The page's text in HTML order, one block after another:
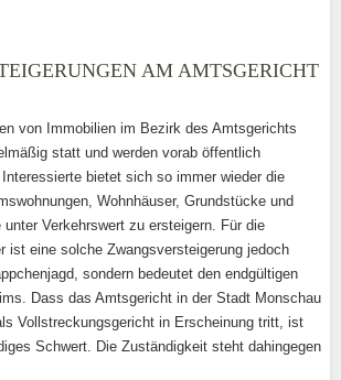
AM AMTSGERICHT
von Immobilien im Bezirk des Amtsgerichts
statt und werden vorab öffentlich
bietet sich so immer wieder die
Wohnhäuser, Grundstücke und
unter Verkehrswert zu ersteigern. Für die
ist eine solche Zwangsversteigerung jedoch
sondern bedeutet den endgültigen
Dass das Amtsgericht in der Stadt Monschau
Vollstreckungsgericht in Erscheinung tritt, ist
Schwert. Die Zuständigkeit steht dahingegen